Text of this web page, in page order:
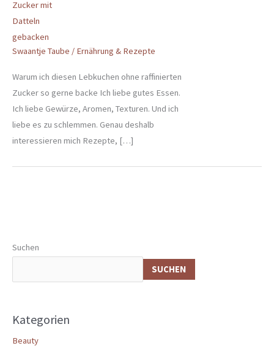
Suchen
SUCHEN
Kategorien
Beauty
Swaantje Taube / Ernährung & Rezepte
Warum ich diesen Lebkuchen ohne raffinierten
Zucker so gerne backe Ich liebe gutes Essen.
Ich liebe Gewürze, Aromen, Texturen. Und ich
liebe es zu schlemmen. Genau deshalb
interessieren mich Rezepte, […]